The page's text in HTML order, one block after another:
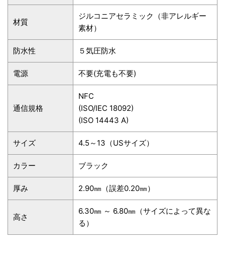
材質
ジルコニアセラミック（非アレルギー
素材）
防水性 ５気圧防水
電源 不要(充電も不要)
通信規格
NFC
(ISO/IEC 18092)
(ISO 14443 A)
サイズ 4.5～13（USサイズ）
カラー ブラック
厚み 2.90㎜（誤差0.20㎜）
高さ
6.30㎜ ～ 6.80㎜（サイズによって異な
る）